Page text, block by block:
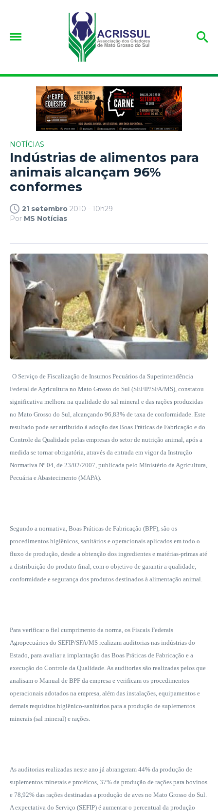
NOTÍCIAS
Indústrias de alimentos para
animais alcançam 96%
conformes
21 setembro 2010 - 10h29
Por MS Notícias
O Serviço de Fiscalização de Insumos Pecuários da Superintendência
Federal de Agricultura no Mato Grosso do Sul (SEFIP/SFA/MS), constatou
significativa melhora na qualidade do sal mineral e das rações produzidas
no Mato Grosso do Sul, alcançando 96,83% de taxa de conformidade. Este
resultado pode ser atribuído à adoção das Boas Práticas de Fabricação e do
Controle da Qualidade pelas empresas do setor de nutrição animal, após a
medida se tornar obrigatória, através da entrada em vigor da Instrução
Normativa Nº 04, de 23/02/2007, publicada pelo Ministério da Agricultura,
Pecuária e Abastecimento (MAPA).
Segundo a normativa, Boas Práticas de Fabricação (BPF), são os
procedimentos higiênicos, sanitários e operacionais aplicados em todo o
fluxo de produção, desde a obtenção dos ingredientes e matérias-primas até
a distribuição do produto final, com o objetivo de garantir a qualidade,
conformidade e segurança dos produtos destinados à alimentação animal.
Para verificar o fiel cumprimento da norma, os Fiscais Federais
Agropecuários do SEFIP/SFA/MS realizam auditorias nas indústrias do
Estado, para avaliar a implantação das Boas Práticas de Fabricação e a
execução do Controle da Qualidade. As auditorias são realizadas pelos que
analisam o Manual de BPF da empresa e verificam os procedimentos
operacionais adotados na empresa, além das instalações, equipamentos e
demais requisitos higiênico-sanitários para a produção de suplementos
minerais (sal mineral) e rações.
As auditorias realizadas neste ano já abrangeram 44% da produção de
suplementos minerais e protéicos, 37% da produção de rações para bovinos
e 78,92% das rações destinadas a produção de aves no Mato Grosso do Sul.
A expectativa do Serviço (SEFIP) é aumentar o percentual da produção